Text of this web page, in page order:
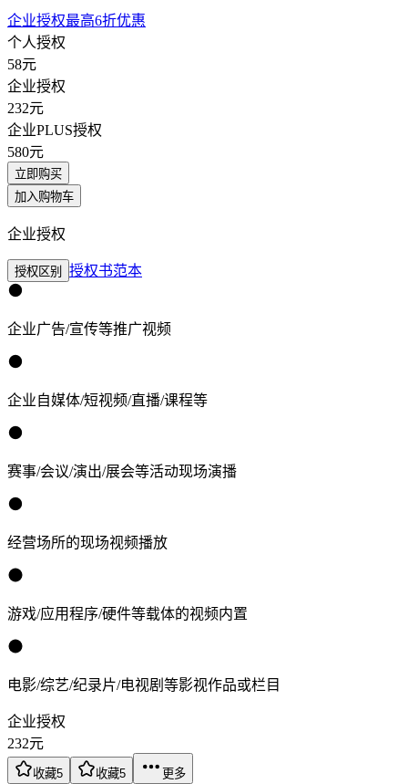
企业授权最高6折优惠
个人授权
58元
企业授权
232元
企业PLUS授权
580元
立即购买
加入购物车
企业授权
授权区别 授权书范本
企业广告/宣传等推广视频
企业自媒体/短视频/直播/课程等
赛事/会议/演出/展会等活动现场演播
经营场所的现场视频播放
游戏/应用程序/硬件等载体的视频内置
电影/综艺/纪录片/电视剧等影视作品或栏目
企业授权
232元
收藏5 收藏5 更多